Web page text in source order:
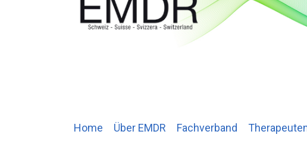
Home Über EMDR Fachverband